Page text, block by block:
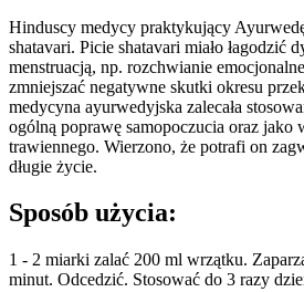
Hinduscy medycy praktykujący
shatavari. Picie shatavari miało łagodzić
menstruacją, np. rozchwianie
zmniejszać negatywne skutki okresu
medycyna ayurwedyjska zalecała
ogólną poprawę samopoczucia oraz jako
trawiennego. Wierzono, że potrafi on
długie życie.
Sposób użycia:
1 - 2 miarki zalać 200 ml wrzątku.
minut. Odcedzić. Stosować do 3 razy